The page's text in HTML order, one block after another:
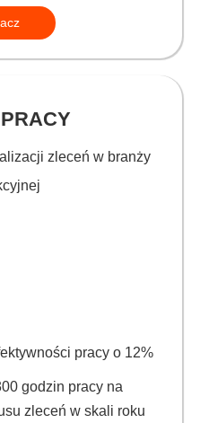
zleceń w branży
pracy o 12%
godzin pracy na
zleceń w skali roku